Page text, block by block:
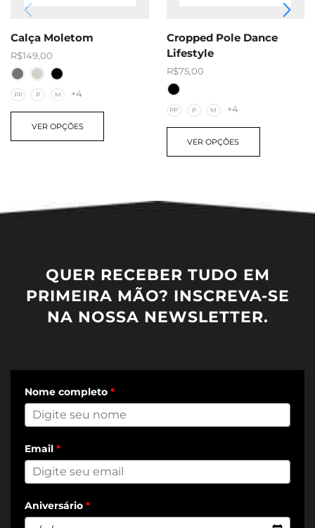
Calça Moletom
R$149,00
PP P M +4
VER OPÇÕES
Cropped Pole Dance
Lifestyle
R$75,00
PP P M +4
VER OPÇÕES
QUER RECEBER TUDO EM
PRIMEIRA MÃO? INSCREVA-SE
NA NOSSA NEWSLETTER.
Nome completo *
Email *
Aniversário *